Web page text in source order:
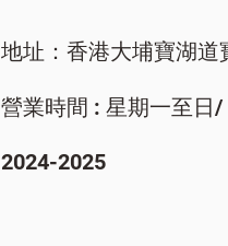
地址：香港大埔寶湖道
營業時間 : 星期一至
​2024-2025